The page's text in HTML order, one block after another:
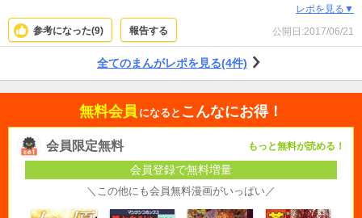
レポを見る▼
参考になった(9) 報告する 公開日:2017/06/21
全てのまんがレポを見る(4件)
無料会員 になると こんなにお得！
会員限定無料 もっと無料が読める！
会員登録で無料増量
＼この他にも会員無料漫画がいっぱい／